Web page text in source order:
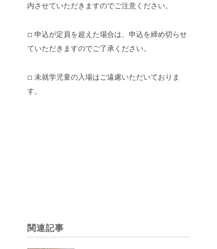
内させていただきますのでご注意ください。
◽︎ 申込が定員を超えた場合は、申込を締め切らせ
ていただきますのでご了承ください。
◽︎ 未就学児童の入場はご遠慮いただいておりま
す。
関連記事